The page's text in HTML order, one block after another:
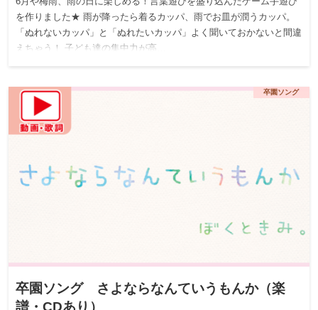
を作りました★ 雨が降ったら着るカッパ、雨でお皿が潤うカッパ。
「ぬれないカッパ」と「ぬれたいカッパ」よく聞いておかないと間違
えちゃう！ 子ども達の集中力が高…
卒園ソング
卒園ソング さよならなんていうもんか（楽
譜・CDあり）